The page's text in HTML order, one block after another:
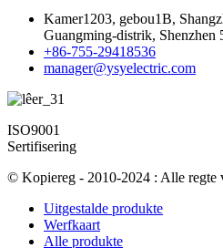
Kamer1203, gebou1B,
Guangming-distrik, Shenzhen
+86-755-29418536
manager@ysyelectric.com
ISO9001
Sertifisering
© Kopiereg - 2010-2024 : Alle regte
Uitgestalde produkte
Werfkaart
Alle produkte